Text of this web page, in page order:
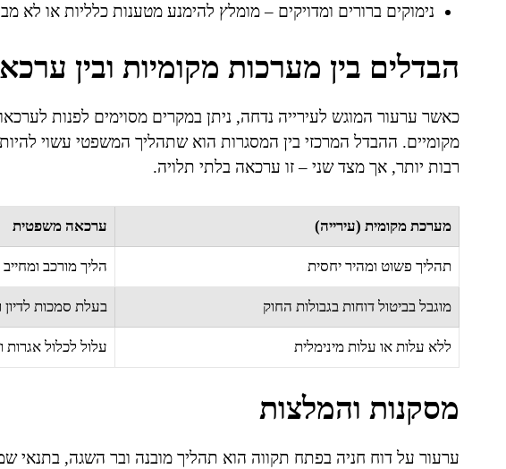
נימוקים ברורים ומדויקים – מומלץ להימנע מטענות כלליות או לא
הבדלים בין מערכות מקומיות ובין
כאשר ערעור המוגש לעירייה נדחה, ניתן במקרים מסוימים לפנות
מקומיים. ההבדל המרכזי בין המסגרות הוא שתהליך המשפטי עשוי
רבות יותר, אך מצד שני – זו ערכאה בלתי תלויה.
מערכת מקומית (עירייה) ערכאה משפטית
תהליך פשוט ומהיר יחסית הליך מורכב
מוגבל בביטול דוחות בגבולות החוק בעלת סמכות
ללא עלות או עלות מינימלית עלול לכלול אגרות
מסקנות והמלצות
ערעור על דוח חניה בפתח תקווה הוא תהליך מובנה ובר השגה, בתנאי